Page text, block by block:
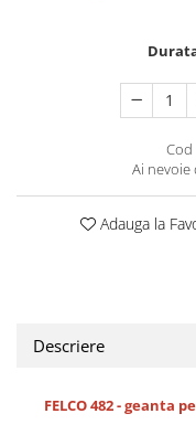
Cod
Ai nevoie
Adauga la
Descriere
FELCO 482 - geanta